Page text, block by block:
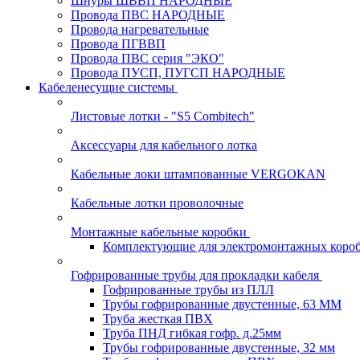
Провода ПВС НАРОДНЫЕ
Провода нагревательные
Провода ПГВВП
Провода ПВС серия "ЭКО"
Провода ПУСП, ПУГСП НАРОДНЫЕ
Кабеленесущие системы
Листовые лотки - "S5 Combitech"
Аксессуары для кабельного лотка
Кабельные локи штампованные VERGOKAN
Кабельные лотки проволочные
Монтажные кабельные коробки
Комплектующие для электромонтажных
Гофрированные трубы для прокладки кабеля
Гофрированные трубы из ПЛЛ
Трубы гофрированные двустенные, 63 ММ
Труба жесткая ПВХ
Труба ПНД гибкая гофр. д.25мм
Трубы гофрированные двустенные, 32 мм